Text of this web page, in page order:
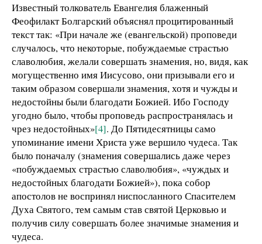
Известный толкователь Евангелия блаженный
Феофилакт Болгарский объяснял процитированный
текст так: «При начале же (евангельской) проповеди
случалось, что некоторые, побуждаемые страстью
славолюбия, желали совершать знамения, но, видя, как
могущественно имя Иисусово, они призывали его и
таким образом совершали знамения, хотя и чужды и
недостойны были благодати Божией. Ибо Господу
угодно было, чтобы проповедь распространялась и
чрез недостойных»[4]. До Пятидесятницы само
упоминание имени Христа уже вершило чудеса. Так
было поначалу (знамения совершались даже через
«побуждаемых страстью славолюбия», «чуждых и
недостойных благодати Божией»), пока собор
апостолов не воспринял ниспосланного Спасителем
Духа Святого, тем самым став святой Церковью и
получив силу совершать более значимые знамения и
чудеса.